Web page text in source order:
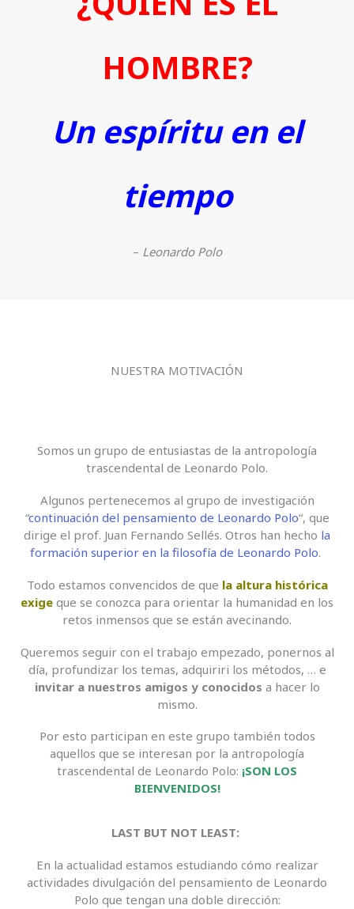
HOMBRE?
Un espíritu en el
tiempo
– Leonardo Polo
NUESTRA MOTIVACIÓN
Somos un grupo de entusiastas de la antropología
trascendental de Leonardo Polo.
Algunos pertenecemos al grupo de investigación
“continuación del pensamiento de Leonardo Polo“, que
dirige el prof. Juan Fernando Sellés. Otros han hecho la
formación superior en la filosofía de Leonardo Polo.
Todo estamos convencidos de que la altura histórica
exige que se conozca para orientar la humanidad en los
retos inmensos que se están avecinando.
Queremos seguir con el trabajo empezado, ponernos al
día, profundizar los temas, adquiriri los métodos, … e
invitar a nuestros amigos y conocidos a hacer lo
mismo.
Por esto participan en este grupo también todos
aquellos que se interesan por la antropología
trascendental de Leonardo Polo: ¡SON LOS
BIENVENIDOS!
LAST BUT NOT LEAST:
En la actualidad estamos estudiando cómo realizar
actividades divulgación del pensamiento de Leonardo
Polo que tengan una doble dirección: